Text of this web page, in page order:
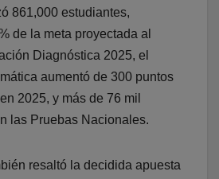
861,000 estudiantes,
de la meta proyectada al
Diagnóstica 2025, el
aumentó de 300 puntos
2025, y más de 76 mil
las Pruebas Nacionales.
resaltó la decidida apuesta